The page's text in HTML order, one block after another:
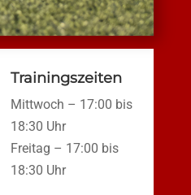
Trainingszeiten
Mittwoch – 17:00 bis
18:30 Uhr
Freitag – 17:00 bis
18:30 Uhr